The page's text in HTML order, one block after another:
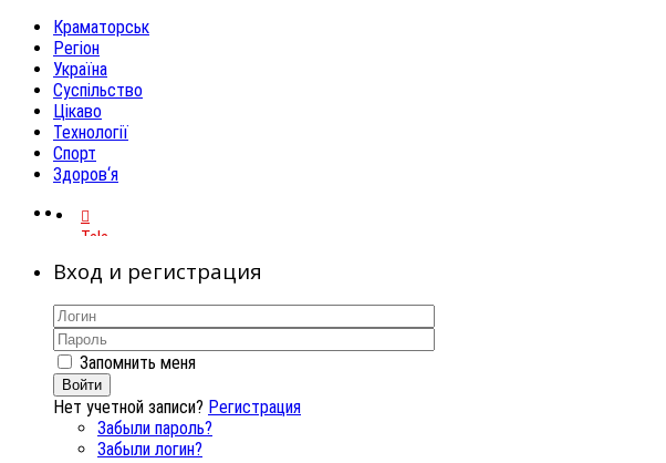
Краматорськ
Регіон
Україна
Суспільство
Цікаво
Технології
Спорт
Здоров‘я
Telegram
Вход и регистрация
Запомнить меня
Войти
Нет учетной записи? Регистрация
Забыли пароль?
Забыли логин?